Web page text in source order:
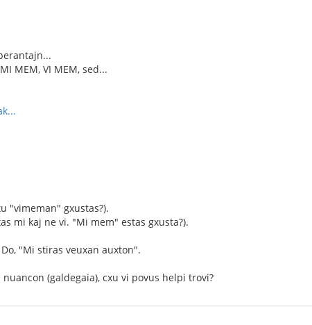
MEM, VI MEM, sed...
"vimeman" gxustas?).
mi kaj ne vi. "Mi mem" estas gxusta?).
"Mi stiras veuxan auxton".
(galdegaia), cxu vi povus helpi trovi?